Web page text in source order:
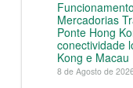
Mercadorias
Ponte Hong
conectividade
Kong e Macau
8 de Agosto de